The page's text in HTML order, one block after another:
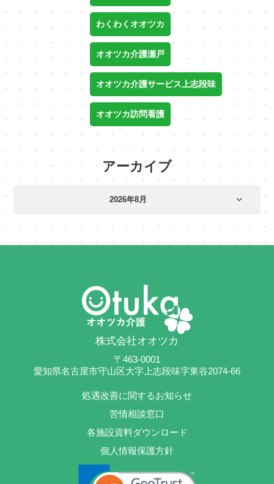
わくわくオオツカ
オオツカ介護瀬戸
オオツカ介護サービス上志段味
オオツカ訪問看護
アーカイブ
株式会社オオツカ
〒463-0001
愛知県名古屋市守山区大字上志段味字東谷2074-66
処遇改善に関するお知らせ
苦情相談窓口
各施設資料ダウンロード
個人情報保護方針